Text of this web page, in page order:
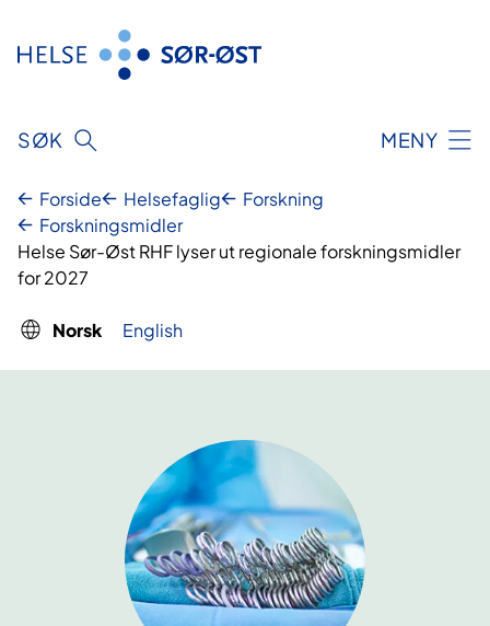
innhold
SØK MENY
Forside Helsefaglig
Forskning
Forskningsmidler
Helse Sør-Øst RHF lyser ut regionale forskningsmidler
for 2027
Norsk English